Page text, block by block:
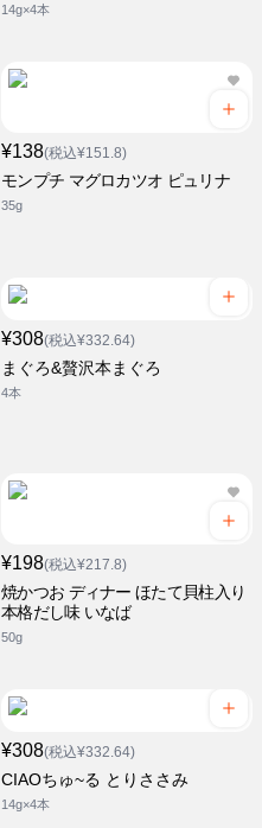
14g×4本
¥138(税込¥151.8)
モンプチ マグロカツオ ピュリナ
35g
¥308(税込¥332.64)
まぐろ&贅沢本まぐろ
4本
¥198(税込¥217.8)
焼かつお ディナー ほたて貝柱入り
本格だし味 いなば
50g
¥308(税込¥332.64)
CIAOちゅ~る とりささみ
14g×4本